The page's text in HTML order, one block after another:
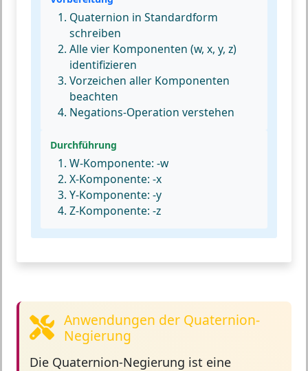
Quaternion in Standardform
schreiben
Alle vier Komponenten (w, x, y, z)
identifizieren
Vorzeichen aller Komponenten
beachten
Negations-Operation verstehen
Durchführung
W-Komponente: -w
X-Komponente: -x
Y-Komponente: -y
Z-Komponente: -z
Anwendungen der Quaternion-
Negierung
Die Quaternion-Negierung ist eine